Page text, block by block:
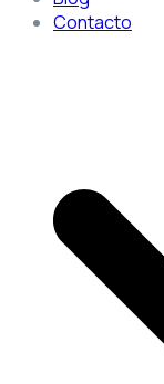
Contacto